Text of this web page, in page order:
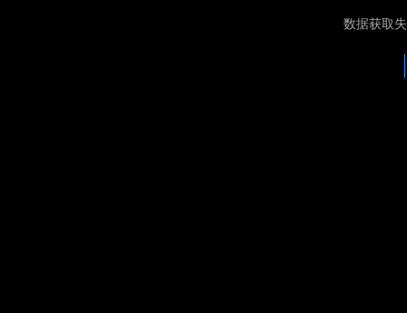
数据获取